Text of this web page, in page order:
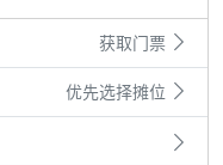
获取门票
优先选择摊位